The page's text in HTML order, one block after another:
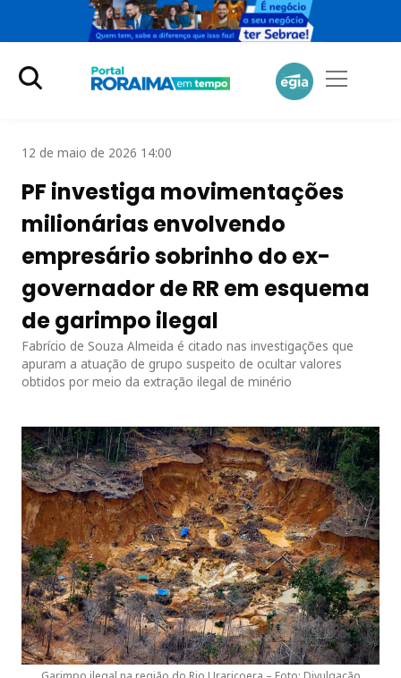
12 de maio de 2026 14:00
PF investiga movimentações
milionárias envolvendo
empresário sobrinho do ex-
governador de RR em esquema
de garimpo ilegal
Fabrício de Souza Almeida é citado nas investigações que
apuram a atuação de grupo suspeito de ocultar valores
obtidos por meio da extração ilegal de minério